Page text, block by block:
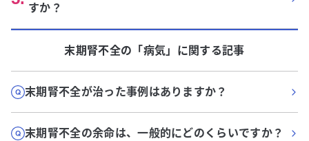
すか？
末期腎不全の「病気」に関する記事
末期腎不全が治った事例はありますか？
末期腎不全の余命は、一般的にどのくらいですか？